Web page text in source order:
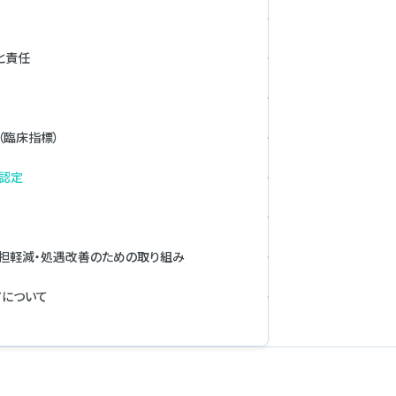
責任
床指標）
定
軽減・処遇改善のための取り組み
ついて